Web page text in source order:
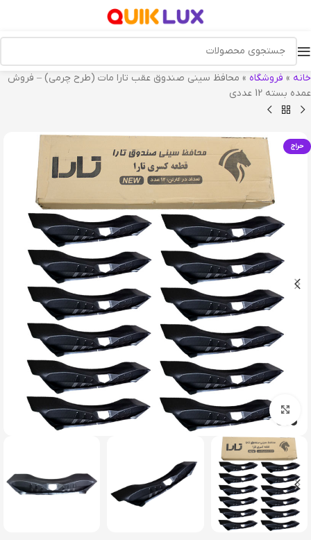
خانه » فروشگاه » محافظ سینی صندوق عقب تارا مات (طرح چرمی) – فروش
عمده بسته 12 عددی
حراج
بزرگنمایی تصویر